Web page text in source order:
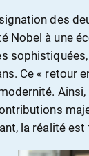
des
Nobel à une
Ce « retour
la réalité